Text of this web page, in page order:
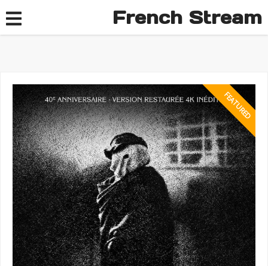
French Stream